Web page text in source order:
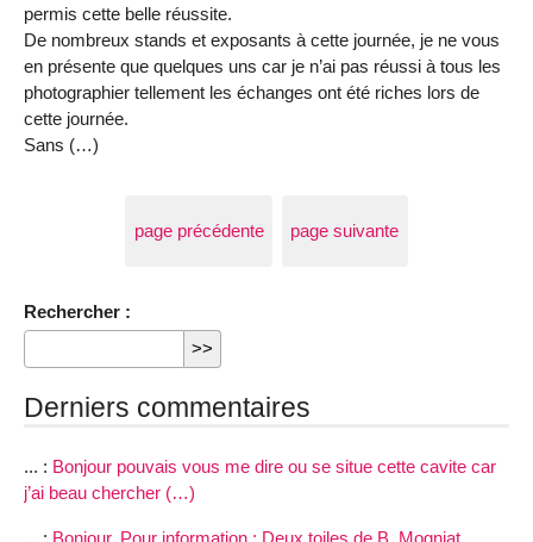
permis cette belle réussite.
De nombreux stands et exposants à cette journée, je ne vous
en présente que quelques uns car je n’ai pas réussi à tous les
photographier tellement les échanges ont été riches lors de
cette journée.
Sans (…)
page précédente page suivante
Rechercher :
Derniers commentaires
... : Bonjour pouvais vous me dire ou se situe cette cavite car
j’ai beau chercher (…)
... : Bonjour, Pour information : Deux toiles de B. Mogniat